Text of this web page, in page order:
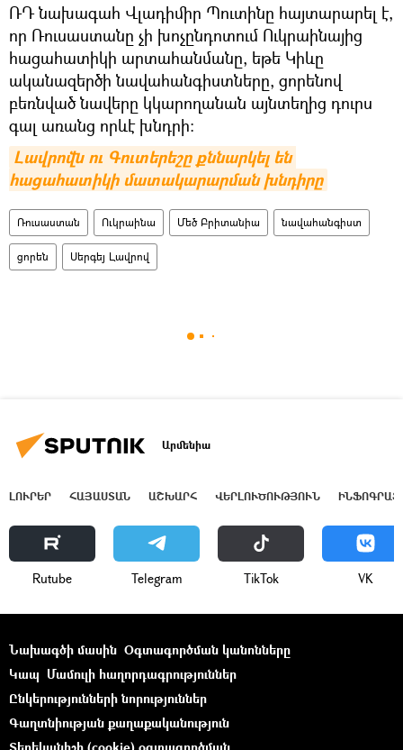
ՌԴ նախագահ Վլադիմիր Պուտինը հայտարարել է,
որ Ռուսաստանը չի խոչընդոտում Ուկրաինայից
հացահատիկի արտահանմանը, եթե Կիևը
ականազերծի նավահանգիստները, ցորենով
բեռնված նավերը կկարողանան այնտեղից դուրս
գալ առանց որևէ խնդրի։
Լավրովն ու Գուտերեշը քննարկել են
հացահատիկի մատակարարման խնդիրը
Ռուսաստան Ուկրաինա Մեծ Բրիտանիա նավահանգիստ
ցորեն Սերգեյ Լավրով
Արմենիա
ԼՈՒՐԵՐ ՀԱՅԱՍՏԱՆ ԱՇԽԱՐՀ ՎԵՐԼՈՒԾՈՒԹՅՈՒՆ
Rutube Telegram ТikТоk VK
Նախագծի մասին Օգտագործման կանոնները
Կապ Մամուլի հաղորդագրություններ
Ընկերությունների նորություններ
Գաղտնիության քաղաքականություն